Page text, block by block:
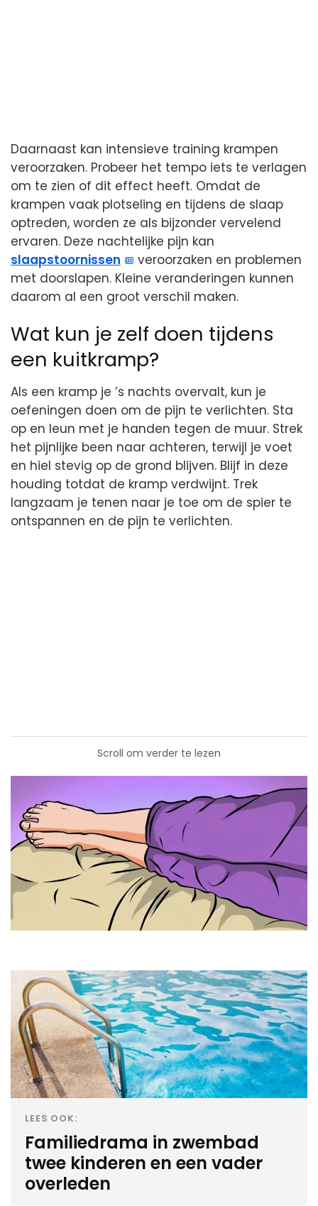
Daarnaast kan intensieve training krampen
veroorzaken. Probeer het tempo iets te verlagen
om te zien of dit effect heeft. Omdat de
krampen vaak plotseling en tijdens de slaap
optreden, worden ze als bijzonder vervelend
ervaren. Deze nachtelijke pijn kan
slaapstoornissen
veroorzaken en problemen
met doorslapen. Kleine veranderingen kunnen
daarom al een groot verschil maken.
Wat kun je zelf doen tijdens
een kuitkramp?
Als een kramp je ’s nachts overvalt, kun je
oefeningen doen om de pijn te verlichten. Sta
op en leun met je handen tegen de muur. Strek
het pijnlijke been naar achteren, terwijl je voet
en hiel stevig op de grond blijven. Blijf in deze
houding totdat de kramp verdwijnt. Trek
langzaam je tenen naar je toe om de spier te
ontspannen en de pijn te verlichten.
Scroll om verder te lezen
LEES OOK:
Familiedrama in zwembad
twee kinderen en een vader
overleden